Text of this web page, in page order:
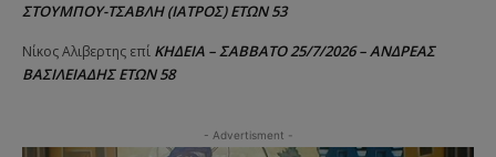
ΣΤΟΥΜΠΟΥ-ΤΣΑΒΛΗ (ΙΑΤΡΟΣ) ΕΤΩΝ 53
Νίκος Αλιβερτης επί ΚΗΔΕΙΑ – ΣΑΒΒΑΤΟ 25/7/2026 – ΑΝΔΡΕΑΣ
ΒΑΣΙΛΕΙΑΔΗΣ ΕΤΩΝ 58
- Advertisment -